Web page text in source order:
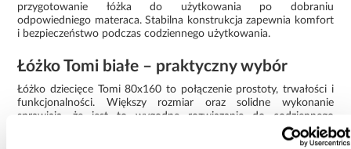
przygotowanie łóżka do użytkowania po dobraniu
odpowiedniego materaca. Stabilna konstrukcja zapewnia komfort
i bezpieczeństwo podczas codziennego użytkowania.
Łóżko Tomi białe – praktyczny wybór
Łóżko dziecięce Tomi 80x160 to połączenie prostoty, trwałości i
funkcjonalności. Większy rozmiar oraz solidne wykonanie
sprawiają, że jest to wygodne rozwiązanie do codziennego